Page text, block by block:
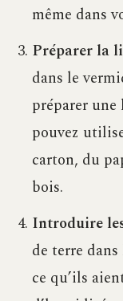
même dans
Préparer la
dans le
préparer
pouvez
carton, du
bois.
Introduire
de terre
ce qu’ils